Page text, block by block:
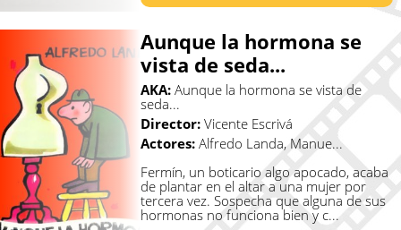
Aunque la hormona se
vista de seda...
AKA: Aunque la hormona se vista de
seda...
Director: Vicente Escrivá
Actores: Alfredo Landa, Manue...
Fermín, un boticario algo apocado, acaba
de plantar en el altar a una mujer por
tercera vez. Sospecha que alguna de sus
hormonas no funciona bien y c...